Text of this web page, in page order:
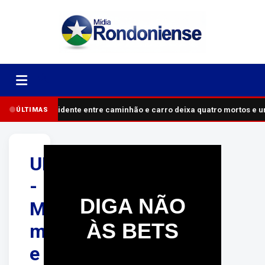
ÚLTIMASAcidente entre caminhão e carro deixa quatro mortos e
URGENTE
-
Mulher
morre
e
DIGA NÃO
ÀS BETS